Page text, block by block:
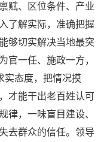
赋、区位条件、产业
了解实际，准确把握
够切实解决当地最突
官一任、施政一方，
实态度，把情况摸
才能干出老百姓认可
律，一味盲目建设、
去群众的信任。领导